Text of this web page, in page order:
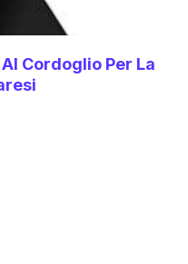
Cordoglio Per La